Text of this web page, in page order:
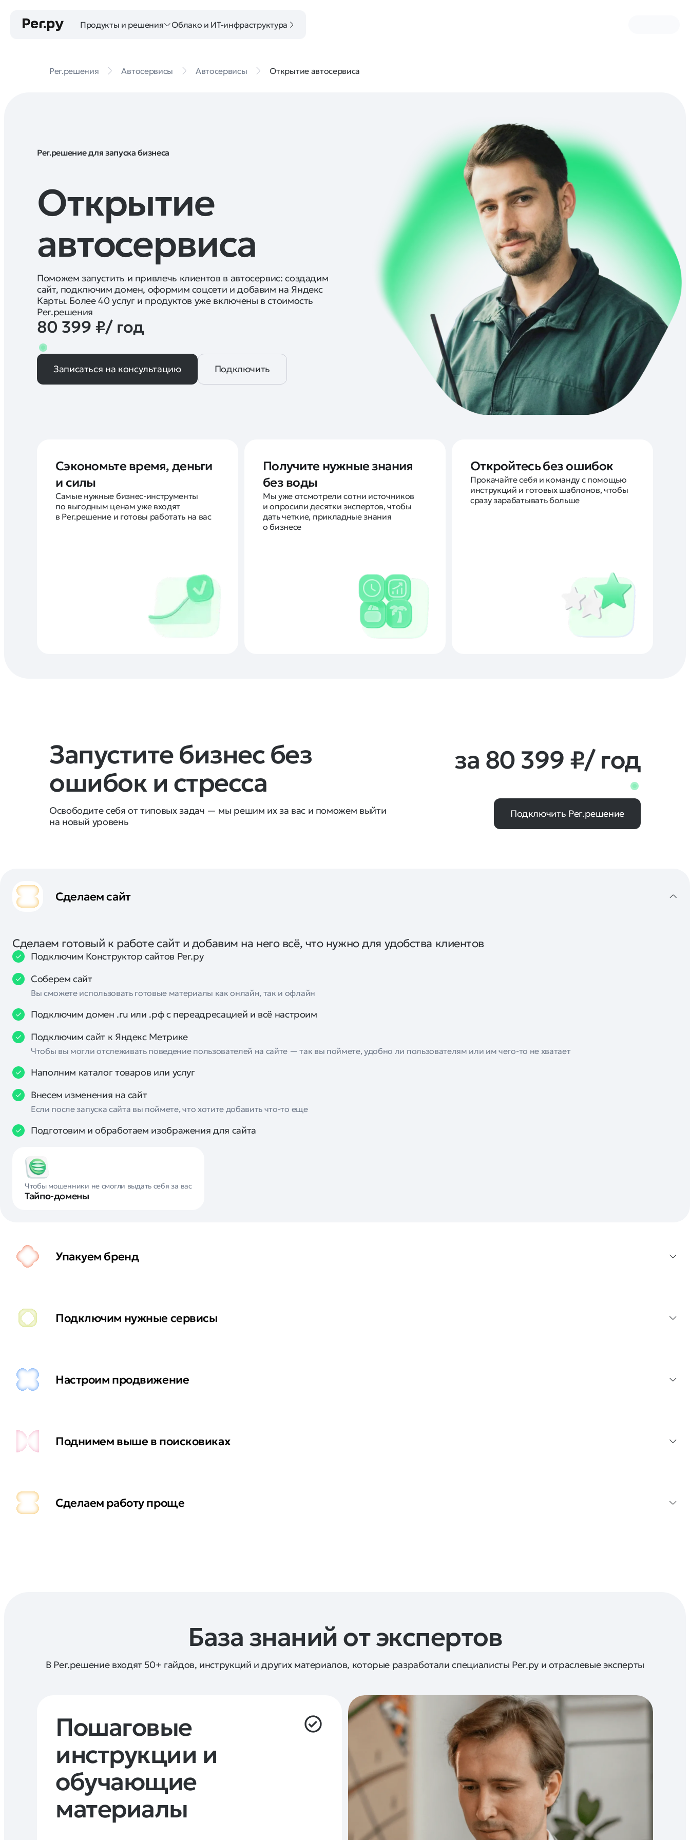
Продукты и решения Облако и ИТ-инфраструктура
Рег.решения Автосервисы Автосервисы Открытие автосервиса
Рег.решение для запуска бизнеса
Открытие
автосервиса
Поможем запустить и привлечь клиентов в автосервис: создадим
сайт, подключим домен, оформим соцсети и добавим на Яндекс
Карты. Более 40 услуг и продуктов уже включены в стоимость
Рег.решения
80 399 ₽/ год
Записаться на консультацию Подключить
Сэкономьте время, деньги
и силы
Самые нужные бизнес-инструменты
по выгодным ценам уже входят
в Рег.решение и готовы работать на вас
Получите нужные знания
без воды
Мы уже отсмотрели сотни источников
и опросили десятки экспертов, чтобы
дать четкие, прикладные знания
о бизнесе
Откройтесь без ошибок
Прокачайте себя и команду с помощью
инструкций и готовых шаблонов, чтобы
сразу зарабатывать больше
Запустите бизнес без
ошибок и стресса
Освободите себя от типовых задач — мы решим их за вас и поможем выйти
на новый уровень
за 80 399 ₽/ год
Подключить Рег.решение
Сделаем сайт
Сделаем готовый к работе сайт и добавим на него всё, что нужно для удобства клиентов
Подключим Конструктор сайтов Рег.ру
Соберем сайт
Вы сможете использовать готовые материалы как онлайн, так и офлайн
Подключим домен .ru или .рф с переадресацией и всё настроим
Подключим сайт к Яндекс Метрике
Чтобы вы могли отслеживать поведение пользователей на сайте — так вы поймете, удобно ли пользователям или им чего-то не хватает
Наполним каталог товаров или услуг
Внесем изменения на сайт
Если после запуска сайта вы поймете, что хотите добавить что-то еще
Подготовим и обработаем изображения для сайта
Чтобы мошенники не смогли выдать себя за вас
Тайпо-домены
Упакуем бренд
Подключим нужные сервисы
Настроим продвижение
Поднимем выше в поисковиках
Сделаем работу проще
База знаний от экспертов
В Рег.решение входят 50+ гайдов, инструкций и других материалов, которые разработали специалисты Рег.ру и отраслевые эксперты
Пошаговые
инструкции и
обучающие
материалы